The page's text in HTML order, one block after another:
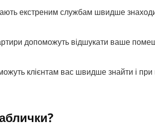
екстреним службам швидше
допоможуть відшукати ваше
клієнтам вас швидше знайти і